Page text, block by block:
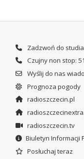
Zadzwoń do
Czujny non stop:
Wyślij do nas
Prognoza pogody
radioszczecin.pl
radioszczecin.tv
Biuletyn Informacji
Posłuchaj teraz